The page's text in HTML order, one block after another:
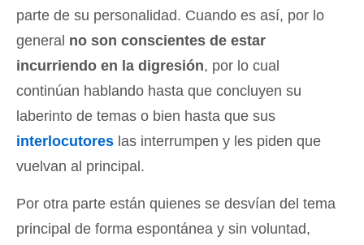
parte de su personalidad. Cuando es así, por lo
general no son conscientes de estar
incurriendo en la digresión, por lo cual
continúan hablando hasta que concluyen su
laberinto de temas o bien hasta que sus
interlocutores las interrumpen y les piden que
vuelvan al principal.
Por otra parte están quienes se desvían del tema
principal de forma espontánea y sin voluntad,